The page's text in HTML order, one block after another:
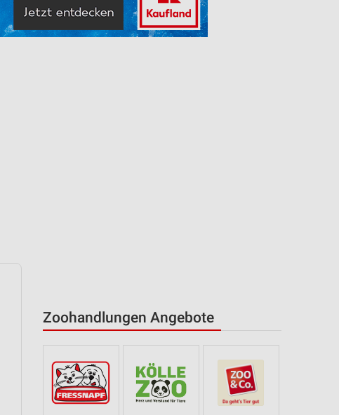
Zoohandlungen Angebote